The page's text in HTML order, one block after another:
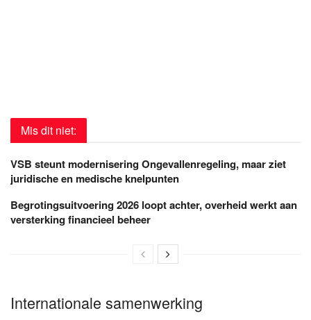
Mis dit niet:
VSB steunt modernisering Ongevallenregeling, maar ziet
juridische en medische knelpunten
Begrotingsuitvoering 2026 loopt achter, overheid werkt aan
versterking financieel beheer
Internationale samenwerking